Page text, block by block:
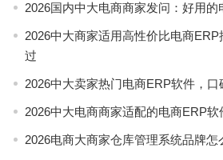
2026国内中大电商商家发问：好用的
2026中大商家适用高性价比电商
过
2026中大卖家热门电商ERP软件，
2026中大电商商家适配的电商ERP
2026电商大商家仓库管理系统品牌